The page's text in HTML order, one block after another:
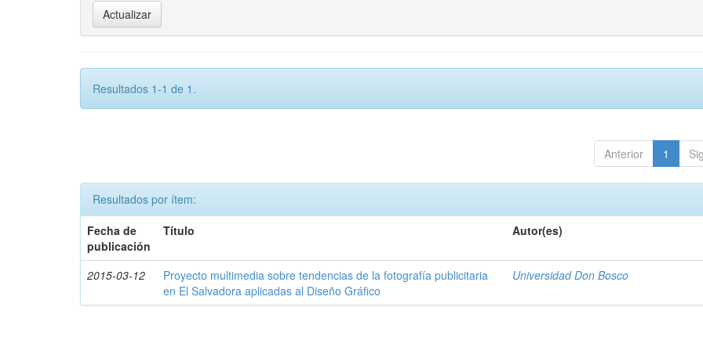
Resultados 1-1 de 1.
Anterior 1
Resultados por ítem:
Fecha de
publicación
Título Autor(es)
2015-03-12
Proyecto multimedia sobre tendencias de la fotografía publicitaria
en El Salvadora aplicadas al Diseño Gráfico
Universidad Don Bosco